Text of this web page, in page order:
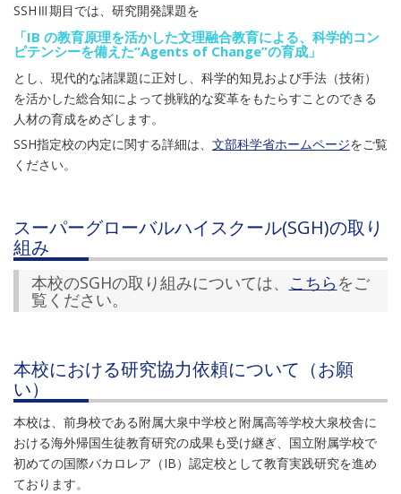
SSHⅢ期目では、研究開発課題を
「IB の教育原理を活かした文理融合教育による、科学的コン
ピテンシーを備えた“Agents of Change”の育成」
とし、現代的な諸課題に正対し、科学的知見および手法（技術）
を活かした総合知によって挑戦的な変革をもたらすことのできる
人材の育成をめざします。
SSH指定校の内定に関する詳細は、 文部科学省ホームページをご覧
ください。
スーパーグローバルハイスクール(SGH)の取り
組み
本校のSGHの取り組みについては、 こちら をご
覧ください。
本校における研究協力依頼について（お願
い）
本校は、前身校である附属大泉中学校と附属高等学校大泉校舎に
おける海外帰国生徒教育研究の成果も受け継ぎ、国立附属学校で
初めての国際バカロレア（IB）認定校として教育実践研究を進め
ております。